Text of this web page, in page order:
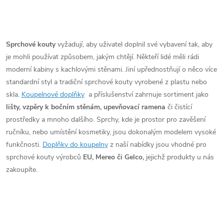
v
l
á
d
a
c
í
Sprchové koutyvyžadují, aby uživatel doplnil své vybavení tak, aby
je mohli používat způsobem, jakým chtějí. Někteří lidé měli rádi
moderní kabiny s kachlovými stěnami. Jiní upřednostňují o něco více
standardní styl a tradiční sprchové kouty vyrobené z plastu nebo
skla. Koupelnové doplňky a příslušenství zahrnuje sortiment jako
lišty, vzpěry k bočním stěnám, upevňovací ramena či čistící
prostředky a mnoho dalšího. Sprchy, kde je prostor pro zavěšení
ručníku, nebo umístění kosmetiky, jsou dokonalým modelem vysoké
funkčnosti. Doplňky do koupelny z naší nabídky jsou vhodné pro
sprchové kouty výrobců EU, Mereo či Gelco, jejichž produkty u nás
zakoupíte.